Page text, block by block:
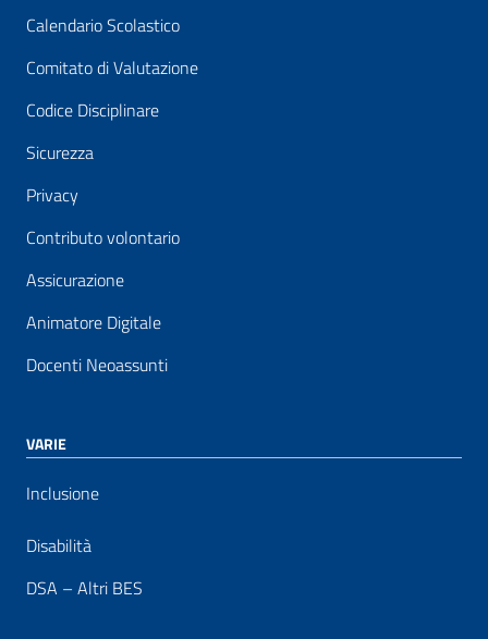
Calendario Scolastico
Comitato di Valutazione
Codice Disciplinare
Sicurezza
Privacy
Contributo volontario
Assicurazione
Animatore Digitale
Docenti Neoassunti
VARIE
Inclusione
Disabilità
DSA – Altri BES